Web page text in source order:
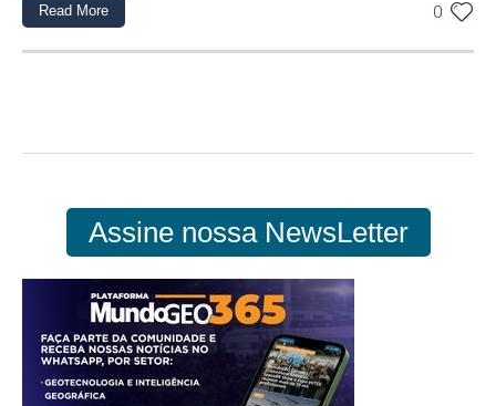
0
Read More
Assine nossa NewsLetter